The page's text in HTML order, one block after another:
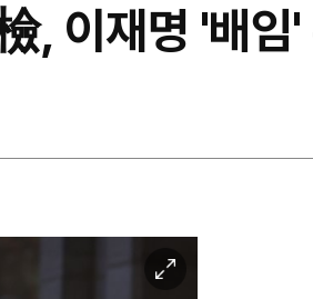
, 이재명 '배임